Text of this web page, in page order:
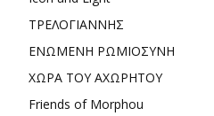
ΤΡΕΛΟΓΙΑΝΝΗΣ
ΕΝΩΜΕΝΗ ΡΩΜΙΟΣΥΝΗ
ΧΩΡΑ ΤΟΥ ΑΧΩΡΗΤΟΥ
Friends of Morphou